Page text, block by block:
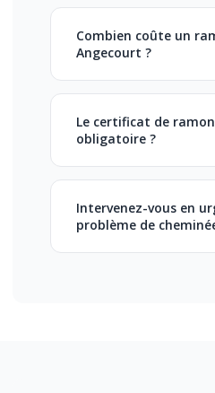
Combien coûte un
Angecourt ?
Le certificat de
obligatoire ?
Intervenez-vous en
problème de